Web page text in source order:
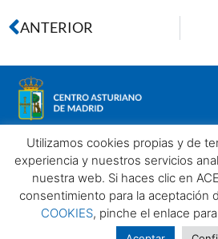
ANTERIOR
Aviso legalPolítica de privacidadPolítica
Centro Asturiano de Madrid. Todos
2025©
Utilizamos cookies propias y de
experiencia y nuestros servicios
nuestra web. Si haces clic en
consentimiento para la aceptación
COOKIES, pinche el enlace